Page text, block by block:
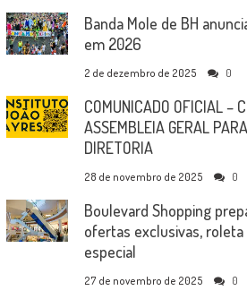
Banda Mole de BH
em 2026
2 de dezembro de 2025 0
COMUNICADO OFICIAL –
ASSEMBLEIA GERAL
DIRETORIA
28 de novembro de 2025 0
Boulevard Shopping
ofertas exclusivas,
especial
27 de novembro de 2025 0